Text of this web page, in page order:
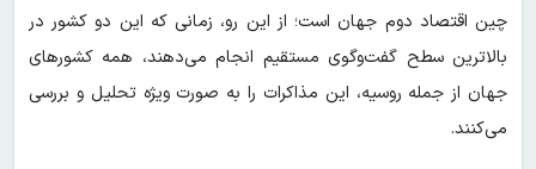
چین اقتصاد دوم جهان است؛ از این رو، زمانی که این دو کشور در
بالاترین سطح گفت‌وگوی مستقیم انجام می‌دهند، همه کشورهای
جهان از جمله روسیه، این مذاکرات را به صورت ویژه تحلیل و بررسی
می‌کنند.